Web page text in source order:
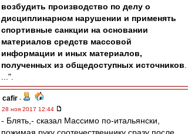
возбудить производство по делу о
дисциплинарном нарушении и применять
спортивные санкции на основании
материалов средств массовой
информации и иных материалов,
полученных из общедоступных источников
...".
cafir -
28 ноя 2017 12:44
- Блять,- сказал Массимо по-итальянски,